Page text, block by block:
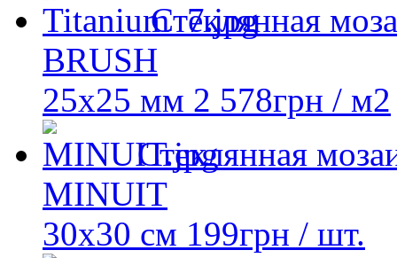
Стеклянная
BRUSH
25х25 мм 2 578грн / м2
Стеклянная
MINUIT
30x30 см 199грн / шт.